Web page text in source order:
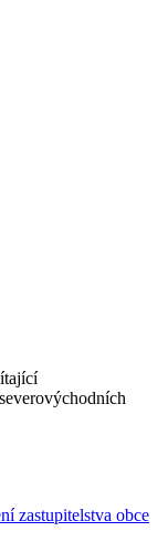
zastupitelstva obce